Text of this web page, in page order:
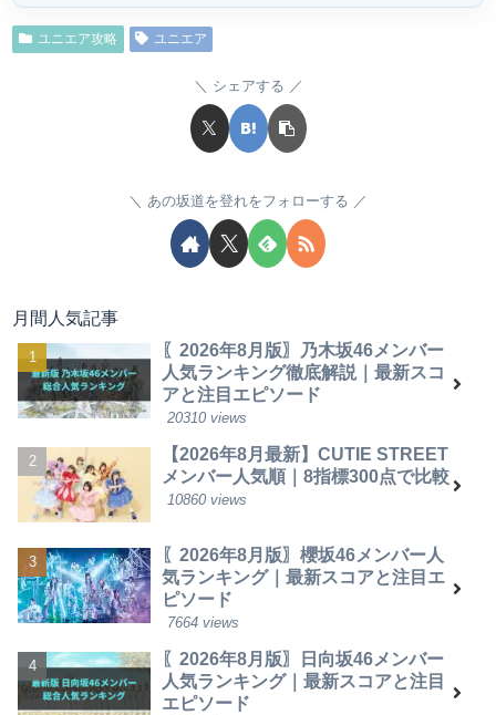
ユニエア攻略 ユニエア
シェアする
あの坂道を登れをフォローする
月間人気記事
〖2026年8月版〗乃木坂46メンバー
人気ランキング徹底解説｜最新スコ
アと注目エピソード
20310 views
【2026年8月最新】CUTIE STREET
メンバー人気順｜8指標300点で比較
10860 views
〖2026年8月版〗櫻坂46メンバー人
気ランキング｜最新スコアと注目エ
ピソード
7664 views
〖2026年8月版〗日向坂46メンバー
人気ランキング｜最新スコアと注目
エピソード